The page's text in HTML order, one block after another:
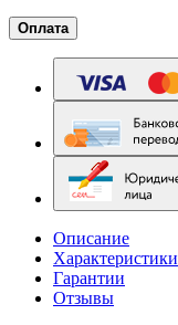
Оплата
Описание
Характеристики
Гарантии
Отзывы